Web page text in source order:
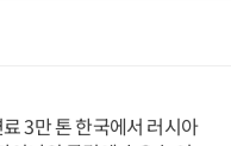
3만 톤 한국에서 러시아